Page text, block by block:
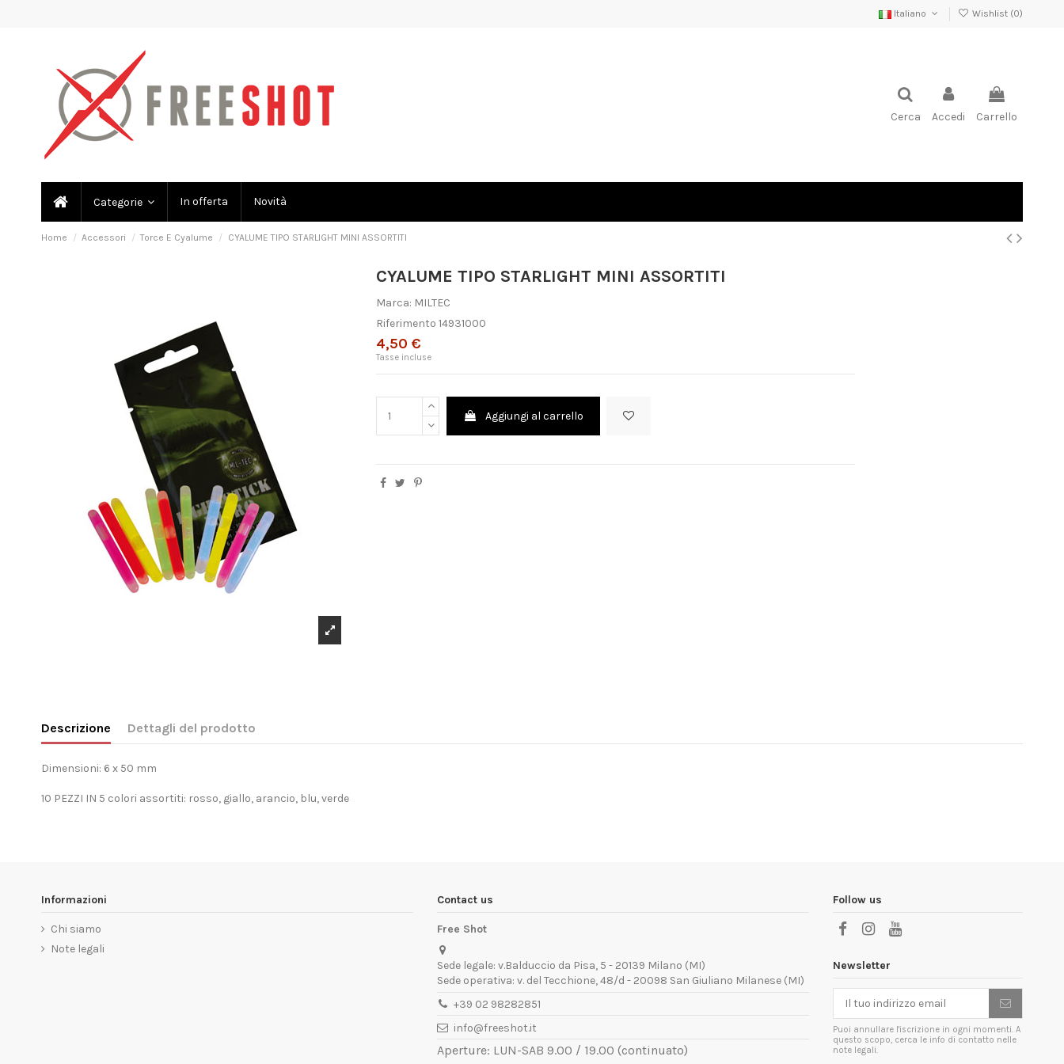
Italiano Wishlist (0)
Cerca Accedi Carrello
Categorie In offerta Novità
Home Accessori Torce E Cyalume CYALUME TIPO STARLIGHT MINI ASSORTITI
CYALUME TIPO STARLIGHT MINI ASSORTITI
Marca: MILTEC
Riferimento 14931000
4,50 €
Tasse incluse
Aggiungi al carrello
Descrizione Dettagli del prodotto
Dimensioni: 6 x 50 mm
10 PEZZI IN 5 colori assortiti: rosso, giallo, arancio, blu, verde
Informazioni
Chi siamo
Note legali
Contact us
Free Shot
Sede legale: v.Balduccio da Pisa, 5 - 20139 Milano (MI)
Sede operativa: v. del Tecchione, 48/d - 20098 San Giuliano Milanese (MI)
+39 02 98282851
info@freeshot.it
Aperture: LUN-SAB 9.00 / 19.00 (continuato)
Follow us
Newsletter
Puoi annullare l'iscrizione in ogni momenti. A
questo scopo, cerca le info di contatto nelle
note legali.